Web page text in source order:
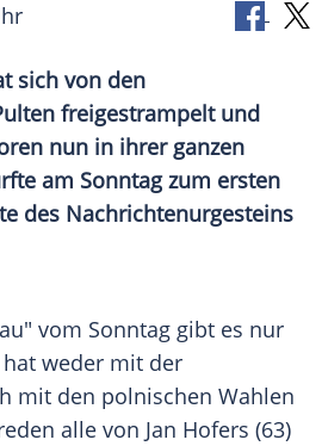
sich von den
freigestrampelt und
nun in ihrer ganzen
am Sonntag zum ersten
des Nachrichtenurgesteins
vom Sonntag gibt es nur
weder mit der
mit den polnischen Wahlen
alle von Jan Hofers (63)